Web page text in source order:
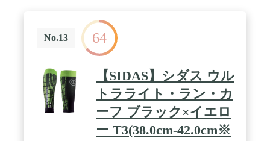
液の滞留を防ぎます。 / 【伸縮性に優れ ● 通気性抜
群 ● 着付け心地がいい】ふくらはぎサポーターは優
れた伸縮性と心地よいフィット感の通気性の良い素
材を使用。汗を素早く発散し蒸れにくい設計でスポ
ーツする時一定の汗吸性があり、空気がよく流れ、
心から着用し心地が快適です。また、肌ざわりも良
く装着し易くなっております。 / 【滑り止め ● 幅広
い場面で活躍】ふくらはぎ サポーターはシリコン製
の滑り止めにより、どの様に動いてもずれたりしま
せんので、サイクリング、登山、ゴルフ、アウトド
ア等のあらゆるスポーツをはじめ、キャンプ等にも
No.13 64
【SIDAS】シダス ウル
トラライト・ラン・カ
ーフ ブラック×イエロ
ー T3(38.0cm-42.0cm※